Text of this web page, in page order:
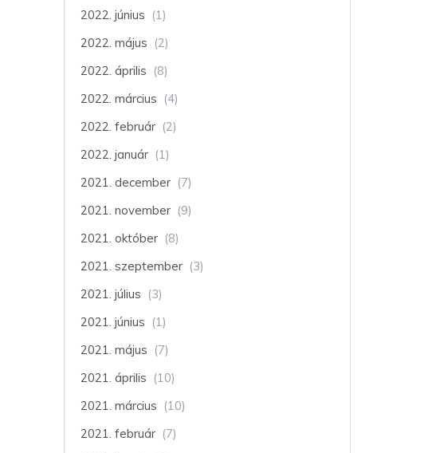
2022. június (1)
2022. május (2)
2022. április (8)
2022. március (4)
2022. február (2)
2022. január (1)
2021. december (7)
2021. november (9)
2021. október (8)
2021. szeptember (3)
2021. július (3)
2021. június (1)
2021. május (7)
2021. április (10)
2021. március (10)
2021. február (7)